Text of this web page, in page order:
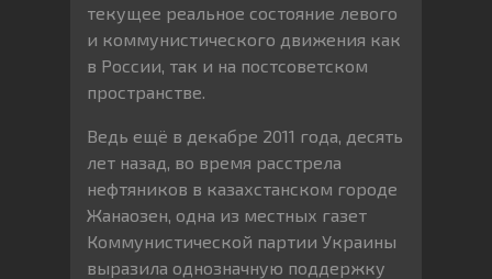
текущее реальное состояние левого
и коммунистического движения как
в России, так и на постсоветском
пространстве.
Ведь ещё в декабре 2011 года, десять
лет назад, во время расстрела
нефтяников в казахстанском городе
Жанаозен, одна из местных газет
Коммунистической партии Украины
выразила однозначную поддержку